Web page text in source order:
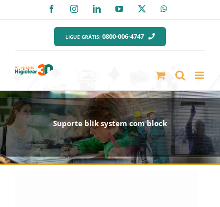
para
FacebookInstagramLinkedInYouTube
LIGUE GRÁTIS: 0800-006-4747
Suporte blik system com block